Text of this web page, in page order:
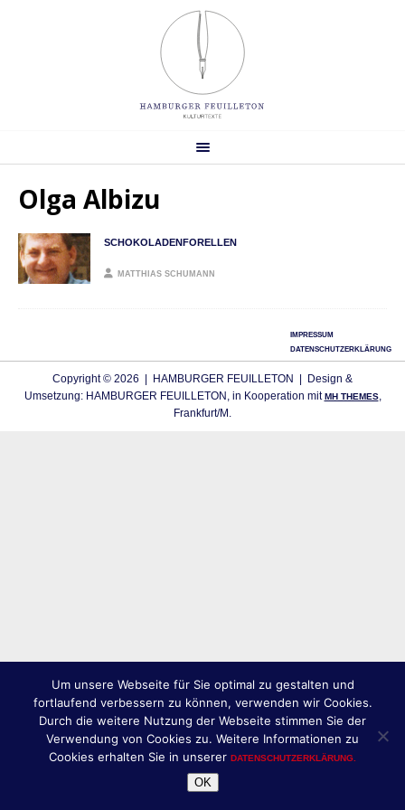
Olga Albizu
SCHOKOLADENFORELLEN
MATTHIAS SCHUMANN
IMPRESSUM
DATENSCHUTZERKLÄRUNG
Copyright © 2026 | HAMBURGER FEUILLETON | Design &
Umsetzung: HAMBURGER FEUILLETON, in Kooperation mitMH THEMES,
Frankfurt/M.
Um unsere Webseite für Sie optimal zu gestalten und
fortlaufend verbessern zu können, verwenden wir Cookies.
Durch die weitere Nutzung der Webseite stimmen Sie der
Verwendung von Cookies zu. Weitere Informationen zu
Cookies erhalten Sie in unserer DATENSCHUTZERKLÄRUNG.
OK